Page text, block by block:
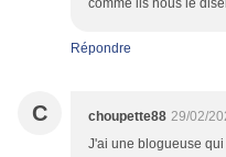
comme ils nous le
Répondre
C choupette88 29/02/
J'ai une blogueuse